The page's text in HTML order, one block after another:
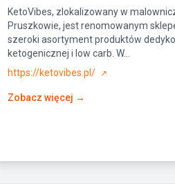
KetoVibes, zlokalizowany w
Pruszkowie, jest renomowanym
szeroki asortyment produktów
ketogenicznej i low carb. W...
https://ketovibes.pl/
↗
Zobacz więcej →